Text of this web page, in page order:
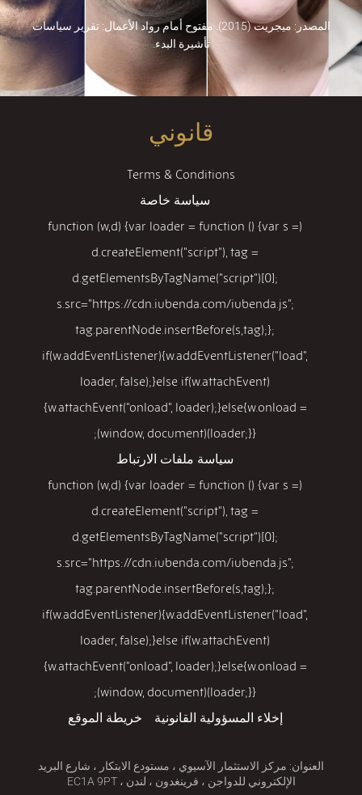
المصدر: ميجريت (2015). مفتوح أمام رواد الأعمال: تقرير سياسات
تأشيرة البدء.
قانوني
Terms & Conditions
سياسة خاصة
(function (w,d) {var loader = function () {var s =
d.createElement("script"), tag =
d.getElementsByTagName("script")[0];
s.src="https://cdn.iubenda.com/iubenda.js";
tag.parentNode.insertBefore(s,tag);};
if(w.addEventListener){w.addEventListener("load",
loader, false);}else if(w.attachEvent)
{w.attachEvent("onload", loader);}else{w.onload =
loader;}})(window, document);
سياسة ملفات الارتباط
(function (w,d) {var loader = function () {var s =
d.createElement("script"), tag =
d.getElementsByTagName("script")[0];
s.src="https://cdn.iubenda.com/iubenda.js";
tag.parentNode.insertBefore(s,tag);};
if(w.addEventListener){w.addEventListener("load",
loader, false);}else if(w.attachEvent)
{w.attachEvent("onload", loader);}else{w.onload =
إخلاء المسؤولية القانونية
خريطة الموقع